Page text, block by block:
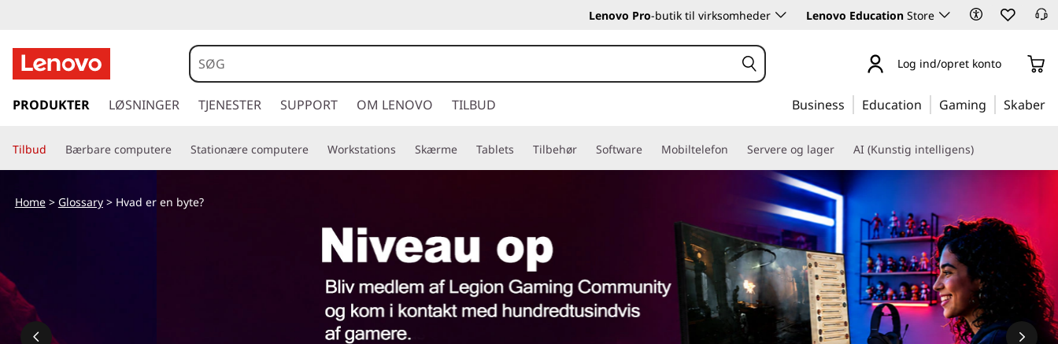
v
a
d
e
b
Lenovo Pro-butik til virksomheder Lenovo Education Store
p
n
g
i
v
e
Log ind/opret konto
PRODUKTER LØSNINGER TJENESTER SUPPORT OM LENOVO TILBUD Business Education Gaming Skaber
Tilbud Bærbare computere Stationære computere Workstations Skærme Tablets Tilbehør Software Mobiltelefon Servere og lager AI (Kunstig intelligens)
Home> Glossary> Hvad er en byte?